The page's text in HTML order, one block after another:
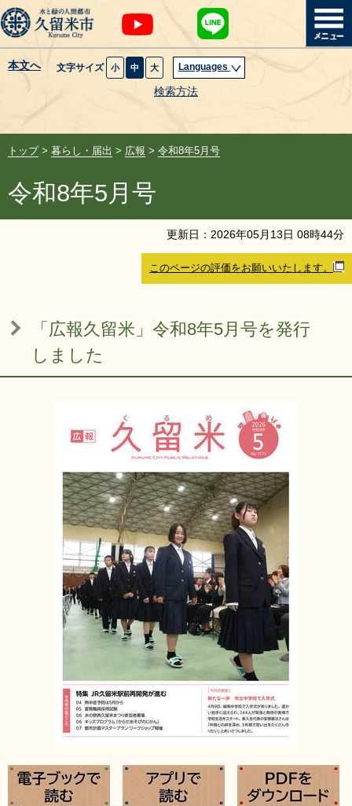
本文へ 文字サイズ 小 中 大 Languages
検索方法
暮らし・届出
健康・医療・福祉
観光魅力・イベント
創業・産業・ビジネス
サイトマップ 組織から探す
サイトについて
閉じる
トップ> 暮らし・届出 > 広報 > 令和8年5月号
令和8年5月号
更新日： 2026年05月 13日 08時44分
このページの評価をお願いいたします。
「広報久留米」令和8年5月号を発行
しました